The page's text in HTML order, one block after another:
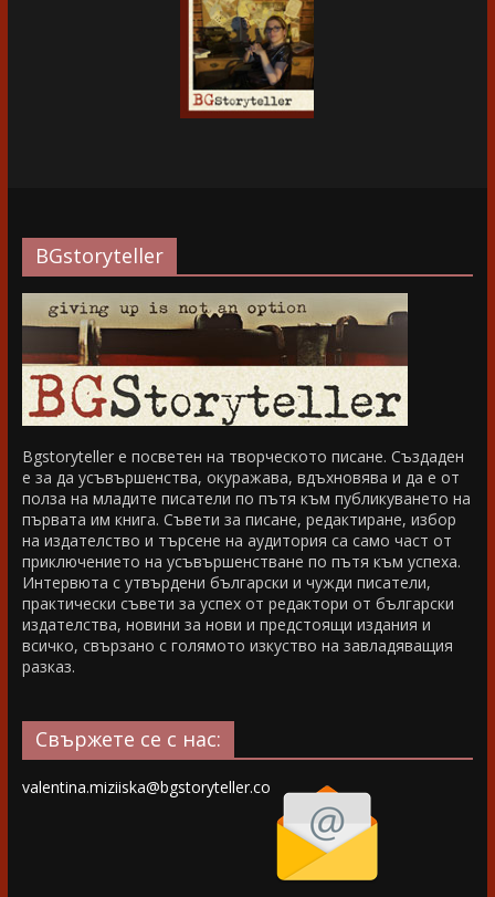
BGstoryteller
Bgstoryteller е посветен на творческото писане. Създаден
е за да усъвършенства, окуражава, вдъхновява и да е от
полза на младите писатели по пътя към публикуването на
първата им книга. Съвети за писане, редактиране, избор
на издателство и търсене на аудитория са само част от
приключението на усъвършенстване по пътя към успеха.
Интервюта с утвърдени български и чужди писатели,
практически съвети за успех от редактори от български
издателства, новини за нови и предстоящи издания и
всичко, свързано с голямото изкуство на завладяващия
разказ.
Свържете се с нас:
valentina.miziiska@bgstoryteller.co